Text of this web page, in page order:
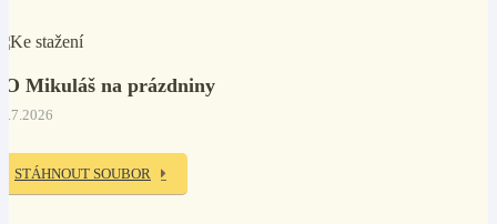
Mikuláš na prázdniny
STÁHNOUT SOUBOR